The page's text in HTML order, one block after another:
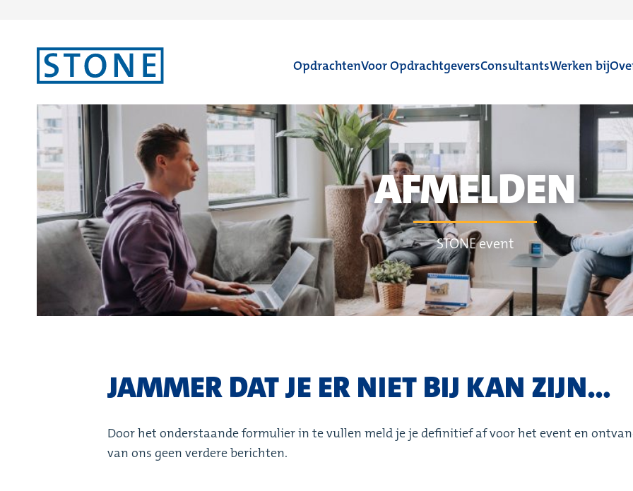
Ga
naar
OpdrachtenVoor OpdrachtgeversConsultantsWerken bij
AFMELDEN
STONE event
JAMMER DAT JE ER NIET BIJ KAN ZIJN...
Door het onderstaande formulier in te vullen meld je je definitief af voor het event en
van ons geen verdere berichten.